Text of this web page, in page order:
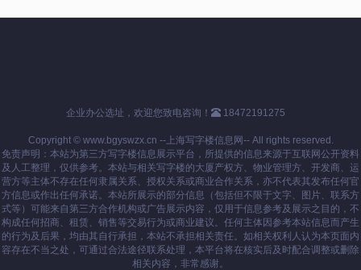
企业办公选址，欢迎您致电咨询！ 18472191275
Copyright © www.bgyswzx.cn --上海写字楼信息网-- All rights reserved.
免责声明：本站为第三方写字楼信息展示平台，所提供的信息来源于互联网公开资料
及人工整理，仅供参考。本站与相关写字楼的大厦产权方、物业管理方、开发商、运
营方等主体不存在任何隶属关系、授权关系或商业合作关系，亦不代表其发布任何官
方信息或作出任何承诺。本站所展示的部分信息（包括但不限于文字、图片、联系方
式等）可能来自第三方合作机构或广告展示内容，仅用于信息参考及展示之目的，不
构成任何招商、租赁、销售等交易行为或商业建议。任何主体因参考本站信息而产生
的行为及后果，均由其自行承担，本站不承担相关责任。如相关权利人认为本页面内
容存在不当之处，可通过合法途径联系处理，本平台将在核实后及时配合调整或删除
相关内容，非常感谢。